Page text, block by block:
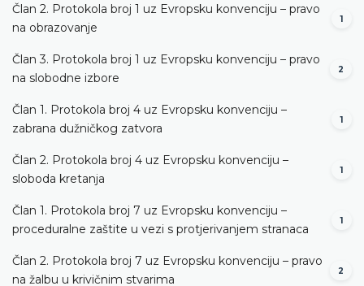
Član 2. Protokola broj 1 uz Evropsku konvenciju – pravo
na obrazovanje
1
Član 3. Protokola broj 1 uz Evropsku konvenciju – pravo
na slobodne izbore
2
Član 1. Protokola broj 4 uz Evropsku konvenciju –
zabrana dužničkog zatvora
1
Član 2. Protokola broj 4 uz Evropsku konvenciju –
sloboda kretanja
1
Član 1. Protokola broj 7 uz Evropsku konvenciju –
proceduralne zaštite u vezi s protjerivanjem stranaca
1
Član 2. Protokola broj 7 uz Evropsku konvenciju – pravo
na žalbu u krivičnim stvarima
2